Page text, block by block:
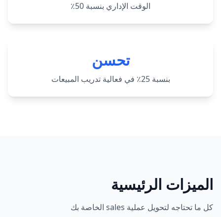
الوقت الإداري بنسبة 50٪
تحسن
بنسبة 25٪ في فعالية تدريب المبيعات
الميزات الرئيسية
كل ما تحتاجه لتحويل عملية sales الخاصة بك